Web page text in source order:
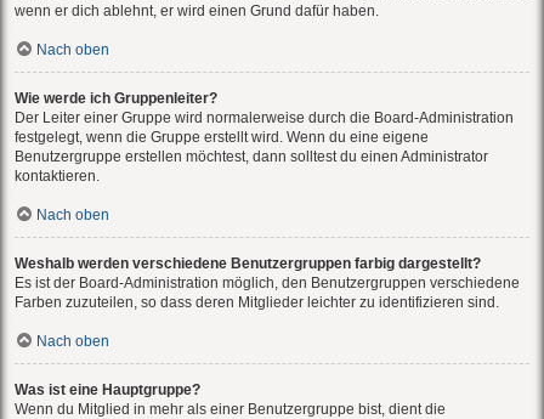
wenn er dich ablehnt, er wird einen Grund dafür haben.
Nach oben
Wie werde ich Gruppenleiter?
Der Leiter einer Gruppe wird normalerweise durch die Board-Administration
festgelegt, wenn die Gruppe erstellt wird. Wenn du eine eigene
Benutzergruppe erstellen möchtest, dann solltest du einen Administrator
kontaktieren.
Nach oben
Weshalb werden verschiedene Benutzergruppen farbig dargestellt?
Es ist der Board-Administration möglich, den Benutzergruppen verschiedene
Farben zuzuteilen, so dass deren Mitglieder leichter zu identifizieren sind.
Nach oben
Was ist eine Hauptgruppe?
Wenn du Mitglied in mehr als einer Benutzergruppe bist, dient die